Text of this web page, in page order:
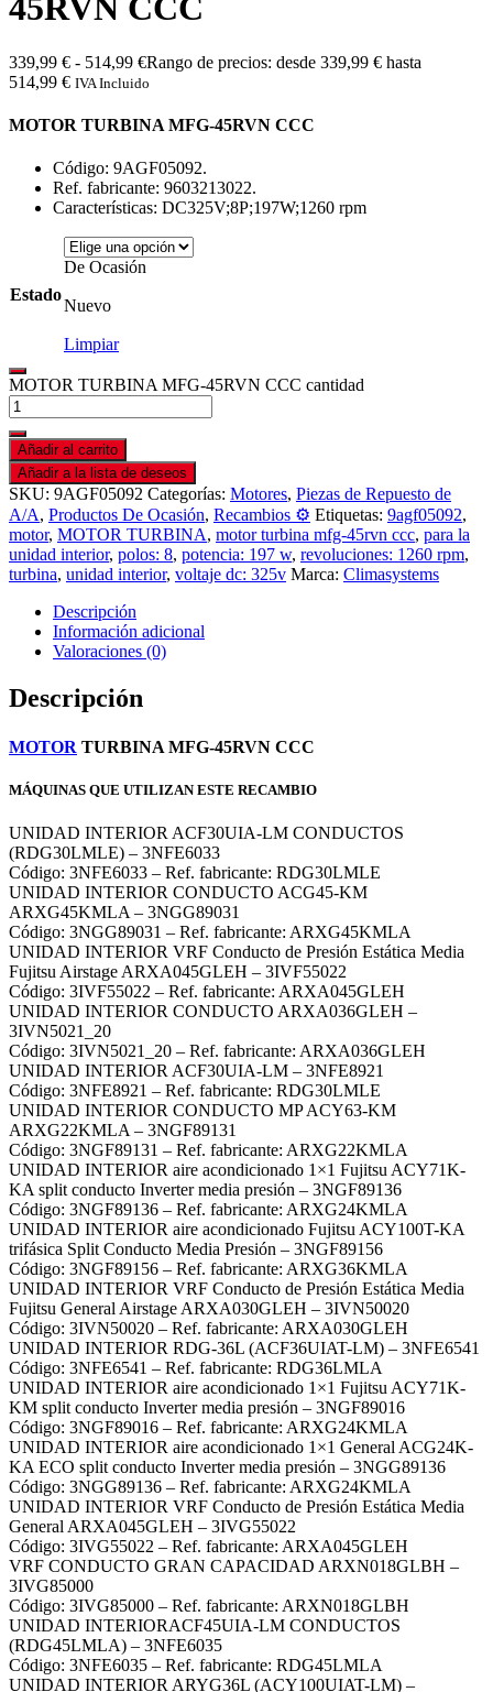
45RVN CCC
339,99 € - 514,99 €Rango de precios: desde 339,99 € hasta
514,99 € IVA Incluido
MOTOR TURBINA MFG-45RVN CCC
Código: 9AGF05092.
Ref. fabricante: 9603213022.
Características: DC325V;8P;197W;1260 rpm
Estado
De Ocasión
Nuevo
Limpiar
MOTOR TURBINA MFG-45RVN CCC cantidad
Añadir al carrito
Añadir a la lista de deseos
SKU: 9AGF05092 Categorías: Motores, Piezas de Repuesto de
A/A, Productos De Ocasión, Recambios ⚙️ Etiquetas: 9agf05092,
motor, MOTOR TURBINA, motor turbina mfg-45rvn ccc, para la
unidad interior, polos: 8, potencia: 197 w, revoluciones: 1260 rpm,
turbina, unidad interior, voltaje dc: 325v Marca: Climasystems
Descripción
Información adicional
Valoraciones (0)
Descripción
MOTOR TURBINA MFG-45RVN CCC
MÁQUINAS QUE UTILIZAN ESTE RECAMBIO
UNIDAD INTERIOR ACF30UIA-LM CONDUCTOS
(RDG30LMLE) – 3NFE6033
Código: 3NFE6033 – Ref. fabricante: RDG30LMLE
UNIDAD INTERIOR CONDUCTO ACG45-KM
ARXG45KMLA – 3NGG89031
Código: 3NGG89031 – Ref. fabricante: ARXG45KMLA
UNIDAD INTERIOR VRF Conducto de Presión Estática Media
Fujitsu Airstage ARXA045GLEH – 3IVF55022
Código: 3IVF55022 – Ref. fabricante: ARXA045GLEH
UNIDAD INTERIOR CONDUCTO ARXA036GLEH –
3IVN5021_20
Código: 3IVN5021_20 – Ref. fabricante: ARXA036GLEH
UNIDAD INTERIOR ACF30UIA-LM – 3NFE8921
Código: 3NFE8921 – Ref. fabricante: RDG30LMLE
UNIDAD INTERIOR CONDUCTO MP ACY63-KM
ARXG22KMLA – 3NGF89131
Código: 3NGF89131 – Ref. fabricante: ARXG22KMLA
UNIDAD INTERIOR aire acondicionado 1×1 Fujitsu ACY71K-
KA split conducto Inverter media presión – 3NGF89136
Código: 3NGF89136 – Ref. fabricante: ARXG24KMLA
UNIDAD INTERIOR aire acondicionado Fujitsu ACY100T-KA
trifásica Split Conducto Media Presión – 3NGF89156
Código: 3NGF89156 – Ref. fabricante: ARXG36KMLA
UNIDAD INTERIOR VRF Conducto de Presión Estática Media
Fujitsu General Airstage ARXA030GLEH – 3IVN50020
Código: 3IVN50020 – Ref. fabricante: ARXA030GLEH
UNIDAD INTERIOR RDG-36L (ACF36UIAT-LM) – 3NFE6541
Código: 3NFE6541 – Ref. fabricante: RDG36LMLA
UNIDAD INTERIOR aire acondicionado 1×1 Fujitsu ACY71K-
KM split conducto Inverter media presión – 3NGF89016
Código: 3NGF89016 – Ref. fabricante: ARXG24KMLA
UNIDAD INTERIOR aire acondicionado 1×1 General ACG24K-
KA ECO split conducto Inverter media presión – 3NGG89136
Código: 3NGG89136 – Ref. fabricante: ARXG24KMLA
UNIDAD INTERIOR VRF Conducto de Presión Estática Media
General ARXA045GLEH – 3IVG55022
Código: 3IVG55022 – Ref. fabricante: ARXA045GLEH
VRF CONDUCTO GRAN CAPACIDAD ARXN018GLBH –
3IVG85000
Código: 3IVG85000 – Ref. fabricante: ARXN018GLBH
UNIDAD INTERIORACF45UIA-LM CONDUCTOS
(RDG45LMLA) – 3NFE6035
Código: 3NFE6035 – Ref. fabricante: RDG45LMLA
UNIDAD INTERIOR ARYG36L (ACY100UIAT-LM) –